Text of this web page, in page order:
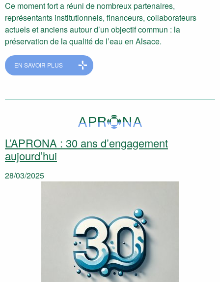
Ce moment fort a réuni de nombreux partenaires,
représentants institutionnels, financeurs, collaborateurs
actuels et anciens autour d’un objectif commun : la
préservation de la qualité de l’eau en Alsace.
EN SAVOIR PLUS
L’APRONA : 30 ans d’engagement
aujourd’hui
28/03/2025